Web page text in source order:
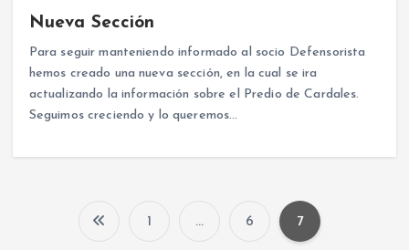
Nueva Sección
Para seguir manteniendo informado al socio Defensorista
hemos creado una nueva sección, en la cual se ira
actualizando la información sobre el Predio de Cardales.
Seguimos creciendo y lo queremos…
1 … 6 7